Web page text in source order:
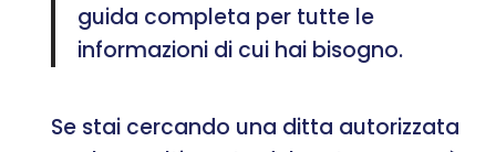
guida completa per tutte le
informazioni di cui hai bisogno.
Se stai cercando una ditta autorizzata